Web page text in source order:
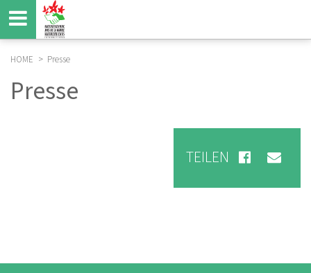
Direkt
zum
Inhalt
BREADCRUMB
HOME Presse
Presse
TEILEN